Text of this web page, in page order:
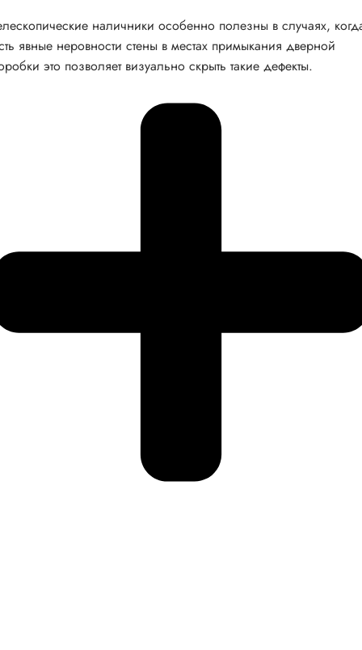
наличники особенно полезны в случаях,
явные неровности стены в местах примыкания дверной
это позволяет визуально скрыть такие дефекты.